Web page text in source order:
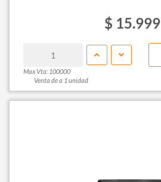
$ 15.999
Max Vta: 100000
Venta de a 1 unidad